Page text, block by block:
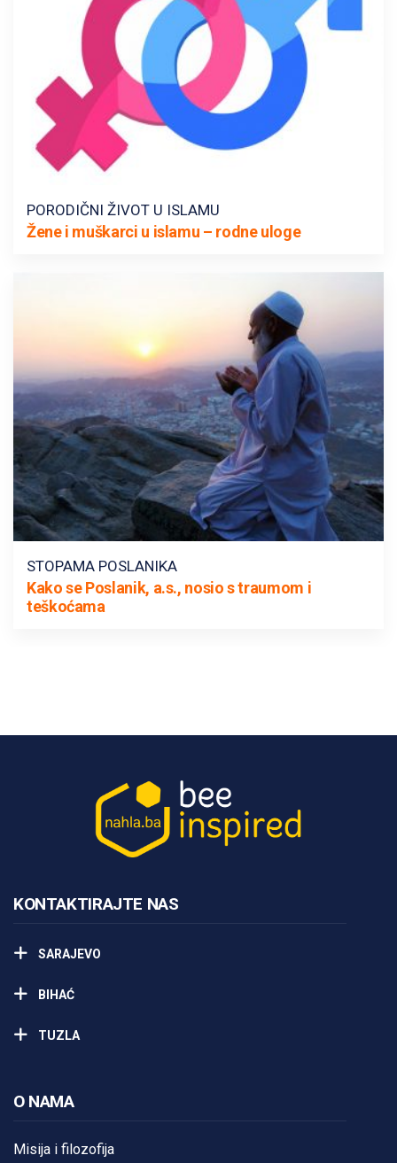
PORODIČNI ŽIVOT U ISLAMU
Žene i muškarci u islamu – rodne uloge
STOPAMA POSLANIKA
Kako se Poslanik, a.s., nosio s traumom i
teškoćama
KONTAKTIRAJTE NAS
SARAJEVO
BIHAĆ
TUZLA
O NAMA
Misija i filozofija